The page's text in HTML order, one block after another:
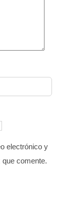
electrónico y
comente.